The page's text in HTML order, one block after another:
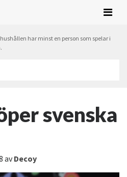
har minst en person som spelar i
svenska
avDecoy